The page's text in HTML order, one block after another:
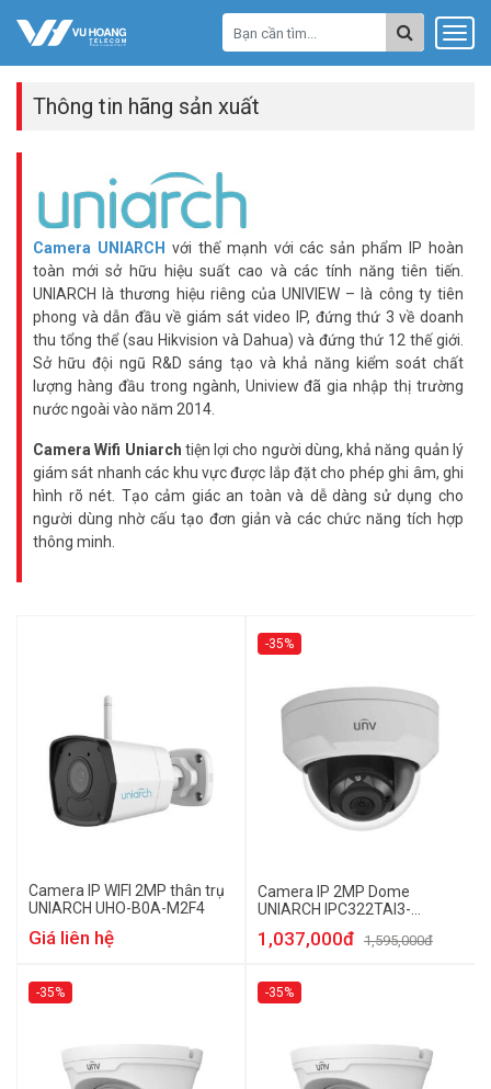
Thông tin hãng sản xuất
Camera UNIARCH với thế mạnh với các sản phẩm IP hoàn
toàn mới sở hữu hiệu suất cao và các tính năng tiên tiến.
UNIARCH là thương hiệu riêng của UNIVIEW – là công ty tiên
phong và dẫn đầu về giám sát video IP, đứng thứ 3 về doanh
thu tổng thể (sau Hikvision và Dahua) và đứng thứ 12 thế giới.
Sở hữu đội ngũ R&D sáng tạo và khả năng kiểm soát chất
lượng hàng đầu trong ngành, Uniview đã gia nhập thị trường
nước ngoài vào năm 2014.
Camera Wifi Uniarch tiện lợi cho người dùng, khả năng quản lý
giám sát nhanh các khu vực được lắp đặt cho phép ghi âm, ghi
hình rõ nét. Tạo cảm giác an toàn và dễ dàng sử dụng cho
người dùng nhờ cấu tạo đơn giản và các chức năng tích hợp
thông minh.
Camera IP WIFI 2MP thân trụ
UNIARCH UHO-B0A-M2F4
Giá liên hệ
-35%
Camera IP 2MP Dome
UNIARCH IPC322TAI3-
1,037,000đ 1,595,000đ
-35% -35%